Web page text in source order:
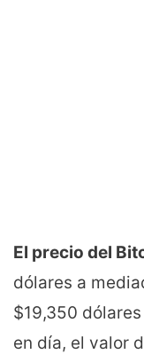
El precio del
dólares a
$19,350
en día, el valor